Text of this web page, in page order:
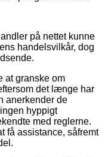
på nettet kunne
handelsvilkår, dog
at granske om
det længe har
anerkender de
hyppigt
med reglerne.
få assistance, såfremt